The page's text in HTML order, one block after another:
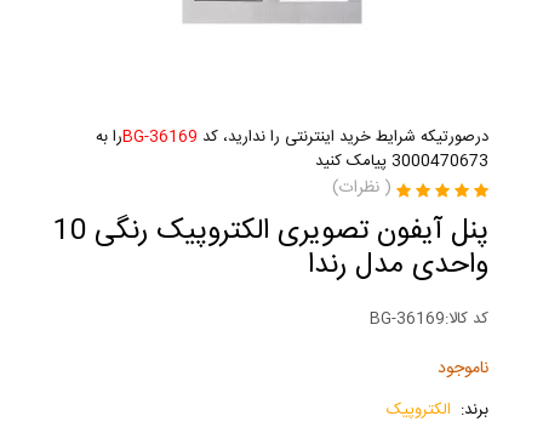
درصورتیکه شرایط خرید اینترنتی را ندارید، کد BG-36169را به
3000470673 پیامک کنید
( نظرات)
پنل آیفون تصویری الکتروپیک رنگی 10
واحدی مدل رندا
کد کالا:BG-36169
ناموجود
برند: الکتروپیک